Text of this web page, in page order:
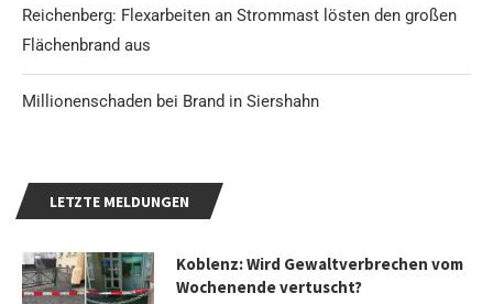
Reichenberg: Flexarbeiten an Strommast lösten den großen
Flächenbrand aus
Millionenschaden bei Brand in Siershahn
LETZTE MELDUNGEN
Koblenz: Wird Gewaltverbrechen vom
Wochenende vertuscht?